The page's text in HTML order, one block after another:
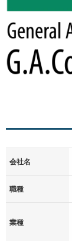
会社名
職種
業種